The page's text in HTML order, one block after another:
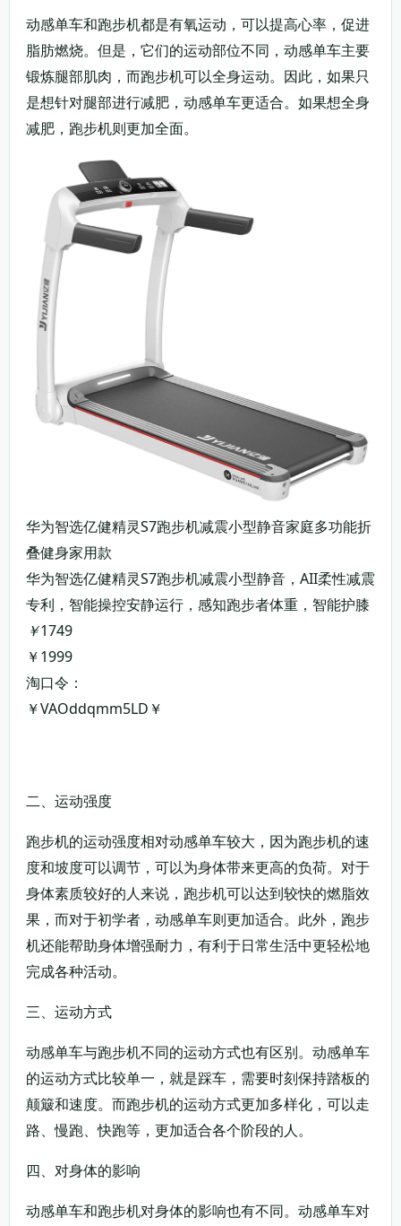
动感单车和跑步机都是有氧运动，可以提高心率，促进
脂肪燃烧。但是，它们的运动部位不同，动感单车主要
锻炼腿部肌肉，而跑步机可以全身运动。因此，如果只
是想针对腿部进行减肥，动感单车更适合。如果想全身
减肥，跑步机则更加全面。
华为智选亿健精灵S7跑步机减震小型静音家庭多功能折
叠健身家用款
华为智选亿健精灵S7跑步机减震小型静音，AII柔性减震
专利，智能操控安静运行，感知跑步者体重，智能护膝
￥1749
￥1999
淘口令：
￥VAOddqmm5LD￥
二、运动强度
跑步机的运动强度相对动感单车较大，因为跑步机的速
度和坡度可以调节，可以为身体带来更高的负荷。对于
身体素质较好的人来说，跑步机可以达到较快的燃脂效
果，而对于初学者，动感单车则更加适合。此外，跑步
机还能帮助身体增强耐力，有利于日常生活中更轻松地
完成各种活动。
三、运动方式
动感单车与跑步机不同的运动方式也有区别。动感单车
的运动方式比较单一，就是踩车，需要时刻保持踏板的
颠簸和速度。而跑步机的运动方式更加多样化，可以走
路、慢跑、快跑等，更加适合各个阶段的人。
四、对身体的影响
动感单车和跑步机对身体的影响也有不同。动感单车对